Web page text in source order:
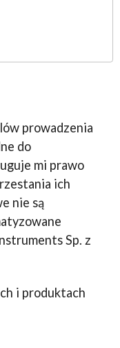
prowadzenia
do
mi prawo
ich
nie są
Sp. z
i produktach